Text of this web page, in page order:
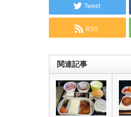
Tweet
RSS
関連記事